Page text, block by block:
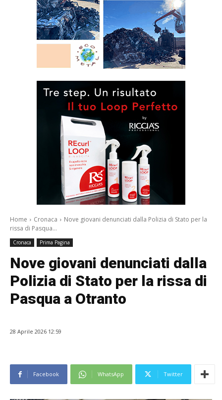
Home Cronaca
Nove giovani denunciati dalla Polizia di Stato per la
rissa di Pasqua...
Cronaca Prima Pagina
Nove giovani denunciati dalla
Polizia di Stato per la rissa di
Pasqua a Otranto
28 Aprile 2026 12:59
Facebook WhatsApp Twitter